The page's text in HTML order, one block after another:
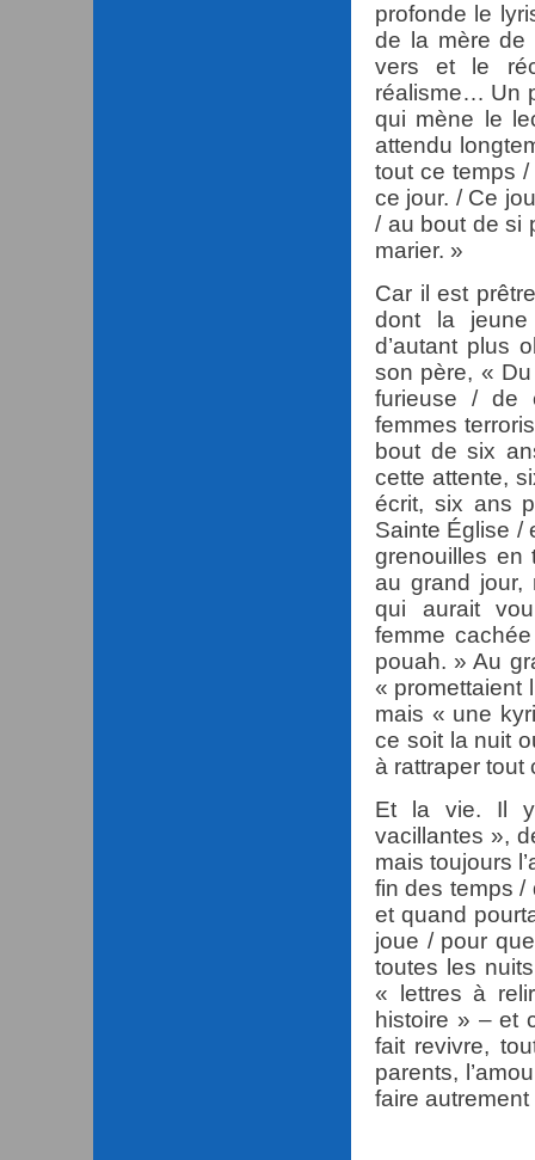
profonde le
de la mère de
vers et le
réalisme… Un
qui mène le
attendu
tout ce temps
ce jour. / Ce
/ au bout de si
marier. »
Car il est
dont la jeune
d’autant plus
son père, «
furieuse / de
femmes
bout de six
cette attente,
écrit, six ans
Sainte Église /
grenouilles en
au grand jour,
qui aurait
femme
pouah. » Au
« promettaient
mais « une
ce soit la nuit
à rattraper tout
Et la vie. Il y
vacillantes »,
mais toujours
fin des temps /
et quand
joue / pour
toutes les
« lettres à
histoire » – et
fait revivre,
parents,
faire autrement